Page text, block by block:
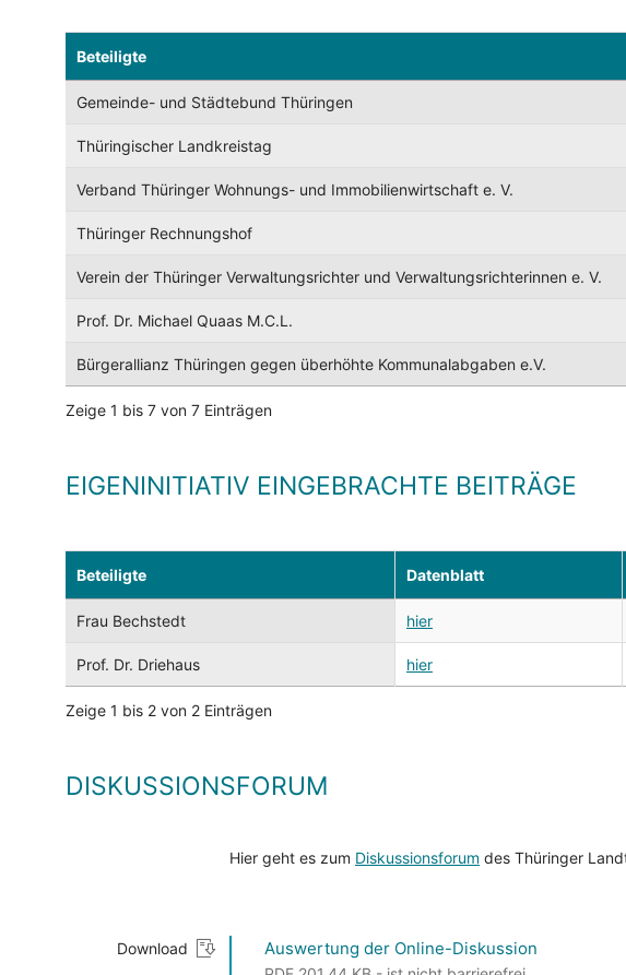
Beteiligte
Gemeinde- und Städtebund Thüringen
Thüringischer Landkreistag
Verband Thüringer Wohnungs- und Immobilienwirtschaft e. V.
Thüringer Rechnungshof
Verein der Thüringer Verwaltungsrichter und Verwaltungsrichterinnen e. V.
Prof. Dr. Michael Quaas M.C.L.
Bürgerallianz Thüringen gegen überhöhte Kommunalabgaben e.V.
Zeige 1 bis 7 von 7 Einträgen
EIGENINITIATIV EINGEBRACHTE BEITRÄGE
Beteiligte Datenblatt
Frau Bechstedt hier
Prof. Dr. Driehaus hier
Zeige 1 bis 2 von 2 Einträgen
DISKUSSIONSFORUM
Hier geht es zum Diskussionsforum des Thüringer
Download Auswertung der Online-Diskussion